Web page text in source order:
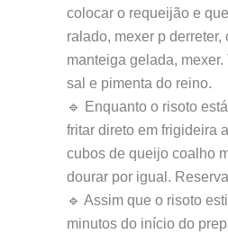
colocar o requeijão e
ralado, mexer p derreter,
manteiga gelada, mexer.
sal e pimenta do reino.
🔹 Enquanto o risoto
fritar direto em frigideira
cubos de queijo coalho
dourar por igual.
🔹 Assim que o risoto
minutos do início do